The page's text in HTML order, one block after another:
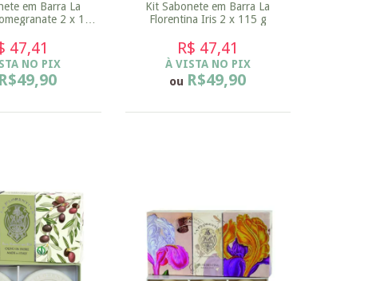
em Barra La
2 x 115
47,41
NO PIX
R$49,90
Kit Sabonete em Barra La
Florentina Iris 2 x 115 g
R$ 47,41
À VISTA NO PIX
ou R$49,90